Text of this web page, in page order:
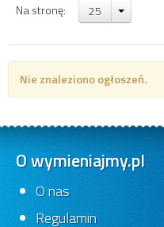
Na stronę: 25
Nie znaleziono ogłoszeń.
O wymieniajmy.pl
O nas
Regulamin